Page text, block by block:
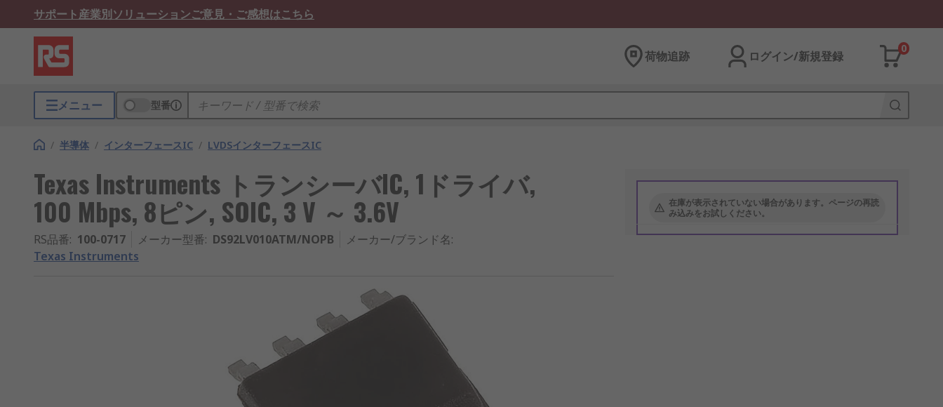
サポート産業別ソリューションご意見・ご感想はこちら
荷物追跡 ログイン/新規登録
0
メニュー 型番
/ 半導体 / インターフェースIC / LVDSインターフェースIC
Texas Instruments トランシーバIC, 1ドライバ,
100 Mbps, 8ピン, SOIC, 3 V ～ 3.6V
RS品番: 100-0717 メーカー型番: DS92LV010ATM/NOPB メーカー/ブランド名:
Texas Instruments
在庫が表示されていない場合があります。ページの再読
み込みをお試しください。